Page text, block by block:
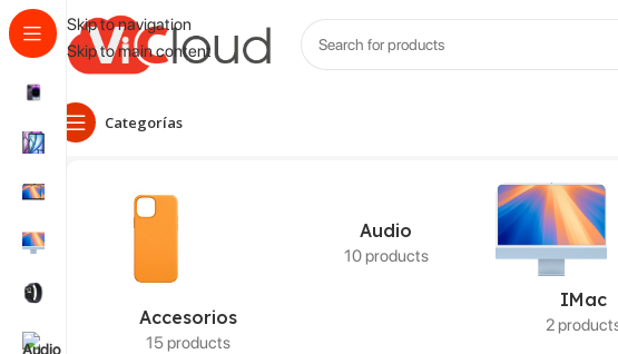
Skip to navigation
Skip to main content
Categorías
Inicio
Accesorios
15 products
Audio
10 products
IMac
2